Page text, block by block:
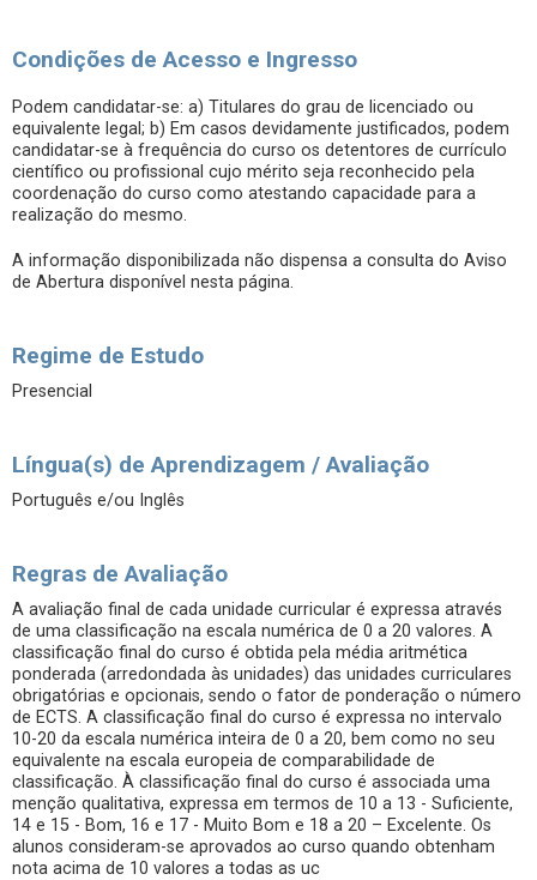
Condições de Acesso e Ingresso
Podem candidatar-se: a) Titulares do grau de licenciado ou
equivalente legal; b) Em casos devidamente justificados, podem
candidatar-se à frequência do curso os detentores de currículo
científico ou profissional cujo mérito seja reconhecido pela
coordenação do curso como atestando capacidade para a
realização do mesmo.
A informação disponibilizada não dispensa a consulta do Aviso
de Abertura disponível nesta página.
Regime de Estudo
Presencial
Língua(s) de Aprendizagem / Avaliação
Português e/ou Inglês
Regras de Avaliação
A avaliação final de cada unidade curricular é expressa através
de uma classificação na escala numérica de 0 a 20 valores. A
classificação final do curso é obtida pela média aritmética
ponderada (arredondada às unidades) das unidades curriculares
obrigatórias e opcionais, sendo o fator de ponderação o número
de ECTS. A classificação final do curso é expressa no intervalo
10-20 da escala numérica inteira de 0 a 20, bem como no seu
equivalente na escala europeia de comparabilidade de
classificação. À classificação final do curso é associada uma
menção qualitativa, expressa em termos de 10 a 13 - Suficiente,
14 e 15 - Bom, 16 e 17 - Muito Bom e 18 a 20 – Excelente. Os
alunos consideram-se aprovados ao curso quando obtenham
nota acima de 10 valores a todas as uc